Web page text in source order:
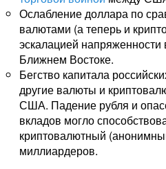
Ослабление доллара по
валютами (а теперь и
эскалацией
Ближнем Востоке.
Бегство капитала
другие валюты и
США. Падение рубля и
вкладов могло
криптовалютный
миллиардеров.